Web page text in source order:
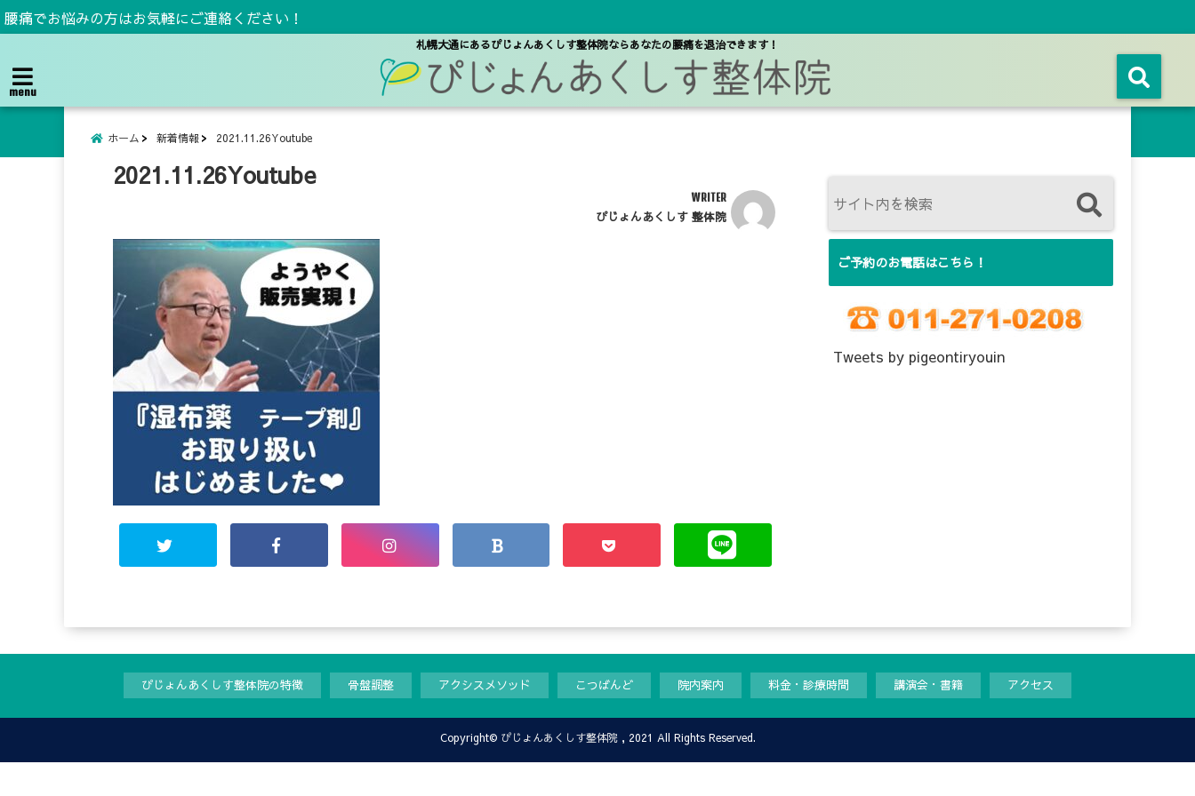
腰痛でお悩みの方はお気軽にご連絡ください！
札幌大通にあるぴじょんあくしす整体院ならあなたの腰痛を退治できます！
menu
ホーム 新着情報 2021.11.26Youtube
2021.11.26Youtube
WRITER
ぴじょんあくしす 整体院
ご予約のお電話はこちら！
Tweets by pigeontiryouin
ぴじょんあくしす整体院の特徴 骨盤調整 アクシスメソッド こつばんど 院内案内 料金・診療時間 講演会・書籍 アクセス
Copyright© ぴじょんあくしす整体院, 2021 All Rights Reserved.